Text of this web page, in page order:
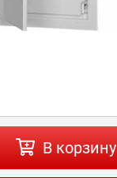
В корзину